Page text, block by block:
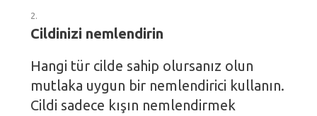
Cildinizi nemlendirin
Hangi tür cilde sahip olursanız olun
mutlaka uygun bir nemlendirici kullanın.
Cildi sadece kışın nemlendirmek